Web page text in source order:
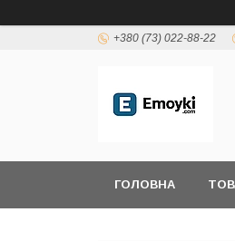
+380 (73) 022-88-22
ГОЛОВНА